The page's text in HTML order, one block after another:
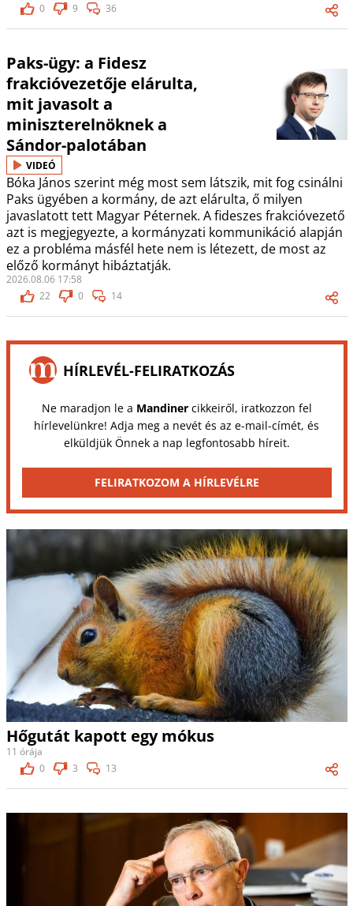
0
9 36
Paks-ügy: a Fidesz
frakcióvezetője elárulta,
mit javasolt a
miniszterelnöknek a
Sándor-palotában
VIDEÓ
Bóka János szerint még most sem látszik, mit fog csinálni
Paks ügyében a kormány, de azt elárulta, ő milyen
javaslatott tett Magyar Péternek. A fideszes frakcióvezető
azt is megjegyezte, a kormányzati kommunikáció alapján
ez a probléma másfél hete nem is létezett, de most az
előző kormányt hibáztatják.
2026.08.06 17:58
22
0 14
HÍRLEVÉL-FELIRATKOZÁS
Ne maradjon le a Mandinercikkeiről, iratkozzon fel
hírlevelünkre! Adja meg a nevét és az e-mail-címét, és
elküldjük Önnek a nap legfontosabb híreit.
FELIRATKOZOM A HÍRLEVÉLRE
Hőgutát kapott egy mókus
11 órája
0
3 13